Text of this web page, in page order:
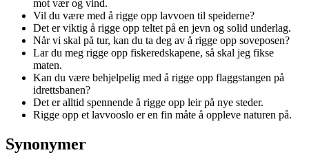
mot vær og vind.
Vil du være med å rigge opp lavvoen til speiderne?
Det er viktig å rigge opp teltet på en jevn og solid underlag.
Når vi skal på tur, kan du ta deg av å rigge opp soveposen?
Lar du meg rigge opp fiskeredskapene, så skal jeg fikse
maten.
Kan du være behjelpelig med å rigge opp flaggstangen på
idrettsbanen?
Det er alltid spennende å rigge opp leir på nye steder.
Rigge opp et lavvooslo er en fin måte å oppleve naturen på.
Synonymer